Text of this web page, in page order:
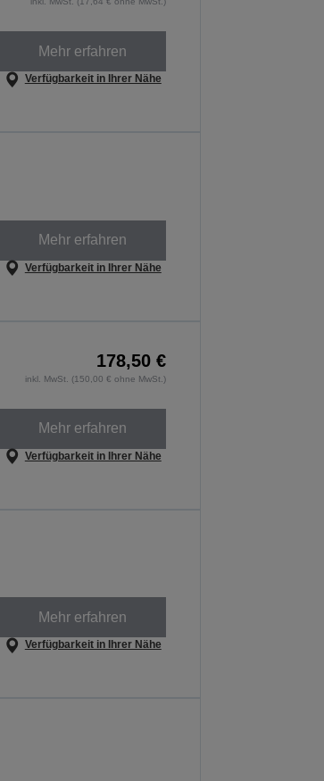
Mehr erfahren
Verfügbarkeit in Ihrer Nähe
Mehr erfahren
Verfügbarkeit in Ihrer Nähe
178,50 €
inkl. MwSt. (150,00 € ohne MwSt.)
Mehr erfahren
Verfügbarkeit in Ihrer Nähe
Mehr erfahren
Verfügbarkeit in Ihrer Nähe